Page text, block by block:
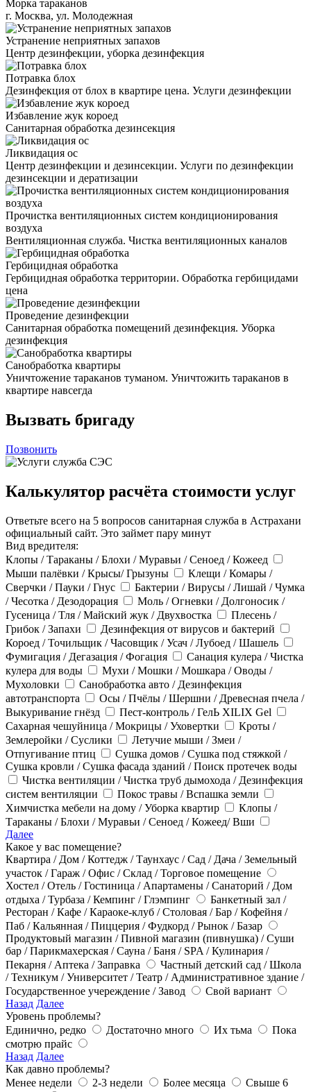
Морка тараканов
г. Москва, ул. Молодежная
Устранение неприятных запахов
Центр дезинфекции, уборка дезинфекция
Потравка блох
Дезинфекция от блох в квартире цена. Услуги дезинфекции
Избавление жук короед
Санитарная обработка дезинсекция
Ликвидация ос
Центр дезинфекции и дезинсекции. Услуги по дезинфекции
дезинсекции и дератизации
Прочистка вентиляционных систем кондиционирования
воздуха
Вентиляционная служба. Чистка вентиляционных каналов
Гербицидная обработка
Гербицидная обработка территории. Обработка гербицидами
цена
Проведение дезинфекции
Санитарная обработка помещений дезинфекция. Уборка
дезинфекция
Санобработка квартиры
Уничтожение тараканов туманом. Уничтожить тараканов в
квартире навсегда
Вызвать бригаду
Позвонить
Калькулятор расчёта стоимости услуг
Ответьте всего на 5 вопросов санитарная служба в Астрахани
официальный сайт. Это займет пару минут
Вид вредителя:
Клопы / Тараканы / Блохи / Муравьи / Сеноед / Кожеед
Мыши палёвки / Крысы/ Грызуны
Клещи / Комары /
Сверчки / Пауки / Гнус
Бактерии / Вирусы / Лишай / Чумка
/ Чесотка / Дезодорация
Моль / Огневки / Долгоносик /
Гусеница / Тля / Майский жук / Двухвостка
Плесень /
Грибок / Запахи
Дезинфекция от вирусов и бактерий
Короед / Точильщик / Часовщик / Усач / Лубоед / Шашель
Фумигация / Дегазация / Фогация
Санация кулера / Чистка
кулера для воды
Мухи / Мошки / Мошкара / Оводы /
Мухоловки
Санобработка авто / Дезинфекция
автотранспорта
Осы / Пчёлы / Шершни / Древесная пчела /
Выкуривание гнёзд
Пест-контроль / ГелЬ XILIX Gel
Сахарная чешуйница / Мокрицы / Уховертки
Кроты /
Землеройки / Суслики
Летучие мыши / Змеи /
Отпугивание птиц
Сушка домов / Сушка под стяжкой /
Сушка кровли / Сушка фасада зданий / Поиск протечек воды
Чистка вентиляции / Чистка труб дымохода / Дезинфекция
систем вентиляции
Покос травы / Вспашка земли
Химчистка мебели на дому / Уборка квартир
Клопы /
Тараканы / Блохи / Муравьи / Сеноед / Кожеед/ Вши
Далее
Какое у вас помещение?
Квартира / Дом / Коттедж / Таунхаус / Сад / Дача / Земельный
участок / Гараж / Офис / Склад / Торговое помещение
Хостел / Отель / Гостиница / Апартамены / Санаторий / Дом
отдыха / Турбаза / Кемпинг / Глэмпинг
Банкетный зал /
Ресторан / Кафе / Караоке-клуб / Столовая / Бар / Кофейня /
Паб / Кальянная / Пиццерия / Фудкорд / Рынок / Базар
Продуктовый магазин / Пивной магазин (пивнушка) / Суши
бар / Парикмахерская / Сауна / Баня / SPA / Кулинария /
Пекарня / Аптека / Заправка
Частный детский сад / Школа
/ Техникум / Университет / Театр / Административное здание /
Государственное учереждение / Завод
Свой вариант
Назад Далее
Уровень проблемы?
Единично, редко
Достаточно много Их тьма
Пока
смотрю прайс
Назад Далее
Как давно проблемы?
Менее недели
2-3 недели Более месяца
Свыше 6